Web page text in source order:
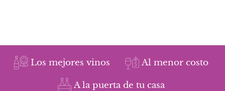
Los mejores vinos Al menor costo
A la puerta de tu casa